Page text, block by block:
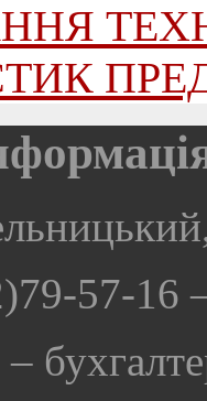
57-16
–